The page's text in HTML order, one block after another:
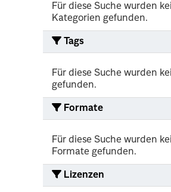
Für diese Suche wurden
Kategorien gefunden.
Tags
Für diese Suche wurden
gefunden.
Formate
Für diese Suche wurden
Formate gefunden.
Lizenzen